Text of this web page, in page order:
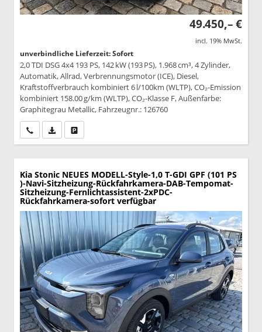
49.450,– €
incl. 19% MwSt.
unverbindliche Lieferzeit: Sofort
2,0 TDI DSG 4x4 193 PS, 142 kW (193 PS), 1.968 cm³, 4 Zylinder,
Automatik, Allrad, Verbrennungsmotor (ICE), Diesel,
Kraftstoffverbrauch kombiniert 6 l/100km (WLTP), CO₂-Emission
kombiniert 158.00 g/km (WLTP), CO₂-Klasse F, Außenfarbe:
Graphitegrau Metallic, Fahrzeugnr.: 126760
Wir rufen Sie anPDF-Datei, Fahrzeugexposé drucken
Kia Stonic NEUES MODELL-Style-1,0 T-GDI GPF (101 PS
)-Navi-Sitzheizung-Rückfahrkamera-DAB-Tempomat-
Sitzheizung-Fernlichtassistent-2xPDC-
Rückfahrkamera-sofort verfügbar